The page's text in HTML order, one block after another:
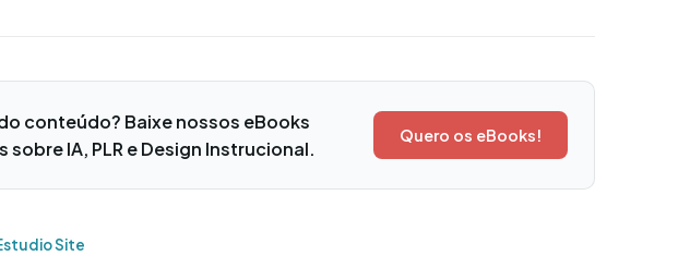
conteúdo? Baixe nossos eBooks
sobre IA, PLR e Design Instrucional.
Quero os eBooks!
Site